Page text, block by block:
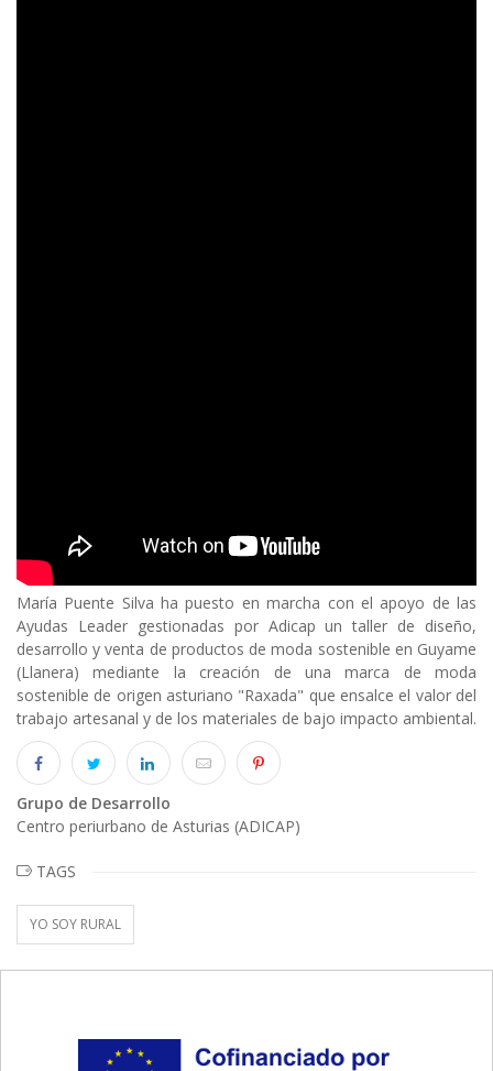
Body
María Puente Silva ha puesto en marcha con el apoyo de las
Ayudas Leader gestionadas por Adicap un taller de diseño,
desarrollo y venta de productos de moda sostenible en Guyame
(Llanera) mediante la creación de una marca de moda
sostenible de origen asturiano "Raxada" que ensalce el valor del
trabajo artesanal y de los materiales de bajo impacto ambiental.
Grupo de Desarrollo
Centro periurbano de Asturias (ADICAP)
TAGS
YO SOY RURAL